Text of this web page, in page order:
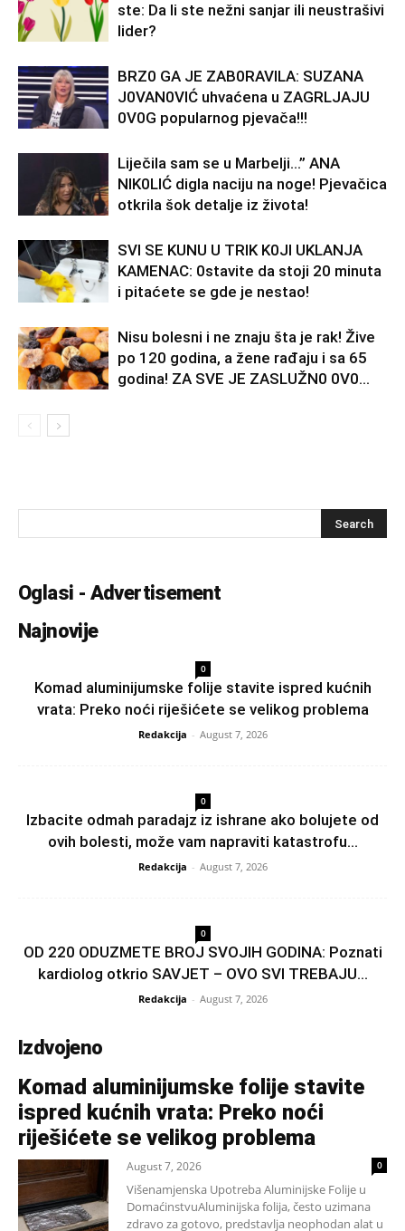
ste: Da li ste nežni sanjar ili neustrašivi
lider?
BRZ0 GA JE ZAB0RAVlLA: SUZANA
J0VAN0VIĆ uhvaćena u ZAGRLJAJU
0V0G popularnog pjevača!!!
Liječila sam se u Marbelji…” ANA
NlK0LlĆ digla naciju na noge! Pjevačica
otkrila šok detalje iz života!
SVl SE KUNU U TRlK K0Jl UKLANJA
KAMENAC: 0stavite da stoji 20 minuta
i pitaćete se gde je nestao!
Nisu bolesni i ne znaju šta je rak! Žive
po 120 godina, a žene rađaju i sa 65
godina! ZA SVE JE ZASLUŽN0 0V0...
Oglasi - Advertisement
Najnovije
0
Komad aluminijumske folije stavite ispred kućnih
vrata: Preko noći riješićete se velikog problema
Redakcija - August 7, 2026
0
Izbacite odmah paradajz iz ishrane ako bolujete od
ovih bolesti, može vam napraviti katastrofu...
Redakcija - August 7, 2026
0
OD 220 ODUZMETE BROJ SVOJIH GODINA: Poznati
kardiolog otkrio SAVJET – OVO SVI TREBAJU...
Redakcija - August 7, 2026
Izdvojeno
Komad aluminijumske folije stavite
ispred kućnih vrata: Preko noći
riješićete se velikog problema
August 7, 2026 0
Višenamjenska Upotreba Aluminijske Folije u
DomaćinstvuAluminijska folija, često uzimana
zdravo za gotovo, predstavlja neophodan alat u